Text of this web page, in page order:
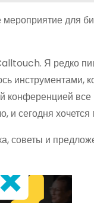
для
Я редко
инструментами,
конференцией
и сегодня хочется
советы и